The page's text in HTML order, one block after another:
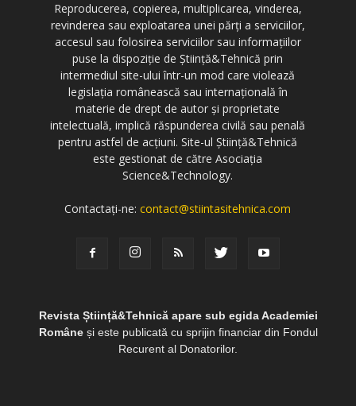
Reproducerea, copierea, multiplicarea, vinderea,
revinderea sau exploatarea unei părți a serviciilor,
accesul sau folosirea serviciilor sau informațiilor
puse la dispoziție de Știință&Tehnică prin
intermediul site-ului într-un mod care violează
legislația românească sau internațională în
materie de drept de autor și proprietate
intelectuală, implică răspunderea civilă sau penală
pentru astfel de acțiuni. Site-ul Știință&Tehnică
este gestionat de către Asociația
Science&Technology.
Contactați-ne:contact@stiintasitehnica.com
Revista Știință&Tehnică apare sub egida Academiei
Româneși este publicată cu sprijin financiar din Fondul
Recurent al Donatorilor.